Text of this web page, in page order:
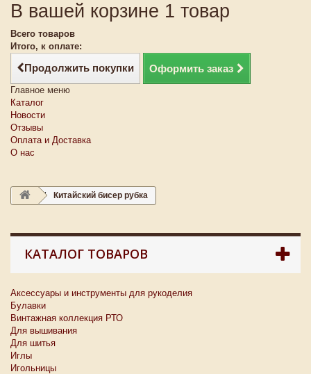
В вашей корзине 1 товар
Всего товаров
Итого, к оплате:
Продолжить покупки Оформить заказ
Главное меню
Каталог
Новости
Отзывы
Оплата и Доставка
О нас
Китайский бисер рубка
КАТАЛОГ ТОВАРОВ
Аксессуары и инструменты для рукоделия
Булавки
Винтажная коллекция РТО
Для вышивания
Для шитья
Иглы
Игольницы